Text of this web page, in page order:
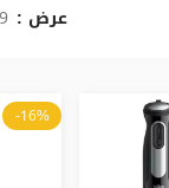
عرض 9
-16%